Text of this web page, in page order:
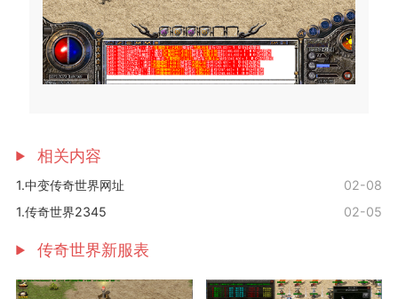
相关内容
1.中变传奇世界网址
02-08
1.传奇世界2345
02-05
传奇世界新服表